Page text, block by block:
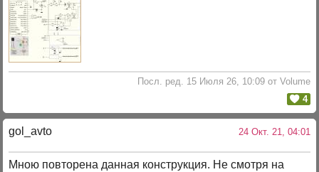
Посл. ред. 15 Июля 26, 10:09 от Volume
4
gol_avto 24 Окт. 21, 04:01
Мною повторена данная конструкция. Не смотря на